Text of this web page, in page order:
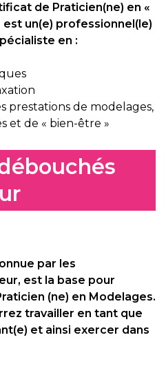
de Praticien(ne) en «
un(e) professionnel(le)
en :
prestations de modelages,
et de « bien-être »
par les
est la base pour
(ne) en Modelages.
travailler en tant que
et ainsi exercer dans